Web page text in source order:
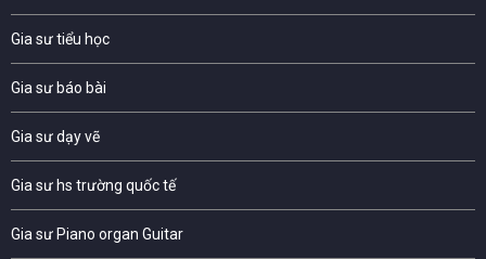
Gia sư tiểu học
Gia sư báo bài
Gia sư dạy vẽ
Gia sư hs trường quốc tế
Gia sư Piano organ Guitar